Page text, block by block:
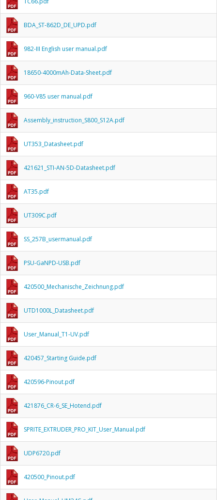
BDA_ST-862D_DE_UPD.pdf
982-III English user manual.pdf
18650-4000mAh-Data-Sheet.pdf
960-V85 user manual.pdf
Assembly_instruction_S800_S12A.pdf
UT353_Datasheet.pdf
421621_STI-AN-5D-Datasheet.pdf
AT35.pdf
UT309C.pdf
SS_257B_usermanual.pdf
PSU-GaNPD-USB.pdf
420500_Mechanische_Zeichnung.pdf
UTD1000L_Datasheet.pdf
User_Manual_T1-UV.pdf
420457_Starting Guide.pdf
420596-Pinout.pdf
421876_CR-6_SE_Hotend.pdf
SPRITE_EXTRUDER_PRO_KIT_User_Manual.pdf
UDP6720.pdf
420500_Pinout.pdf